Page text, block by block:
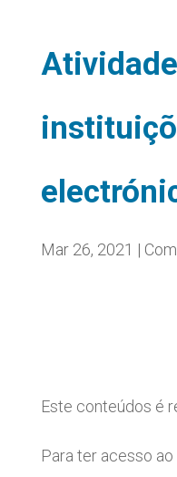
Mar 26, 2021 |
Este conteúdos é
Para ter acesso